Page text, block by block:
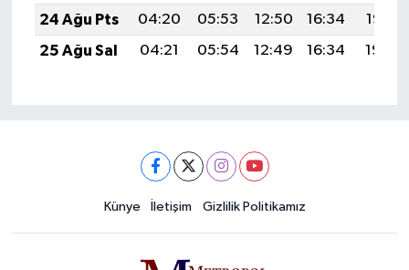
24 Ağu Pts
04:20 05:53 12:50 16:34
19:36
25 Ağu Sal
04:21 05:54 12:49 16:34 19:34
Künye İletişim Gizlilik Politikamız